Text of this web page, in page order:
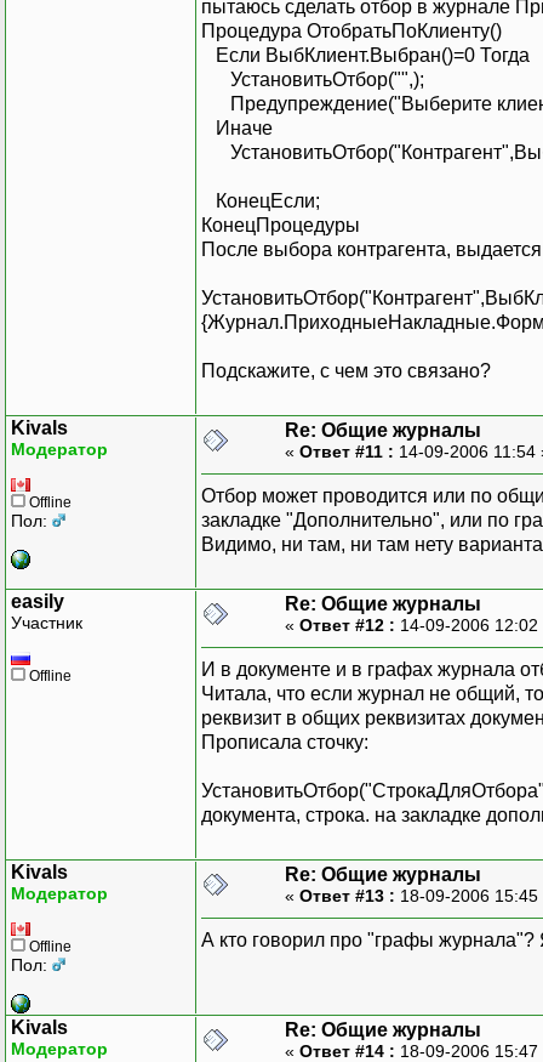
пытаюсь сделать отбор в журнале
Процедура ОтобратьПоКлиенту()
Если ВыбКлиент.Выбран()=0 Тогда
УстановитьОтбор("",);
Предупреждение("Выберите
Иначе
КонецЕсли;
КонецПроцедуры
После выбора контрагента,
Подскажите, с чем это связано?
Kivals
Модератор
Offline
Пол:
Re: Общие журналы
« Ответ #11 : 14-09-2006
Отбор может проводится или по
закладке "Дополнительно", или по
Видимо, ни там, ни там нету
easily
Участник
Offline
Re: Общие журналы
« Ответ #12 : 14-09-2006
И в документе и в графах журнала
Читала, что если журнал не общий,
реквизит в общих реквизитах
Прописала сточку:
документа, строка. на закладке
Kivals
Модератор
Offline
Пол:
Re: Общие журналы
« Ответ #13 : 18-09-2006
А кто говорил про "графы
Kivals
Модератор
Re: Общие журналы
« Ответ #14 : 18-09-2006